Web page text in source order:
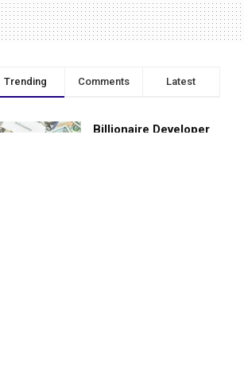
Trending Comments Latest
Billionaire Developer